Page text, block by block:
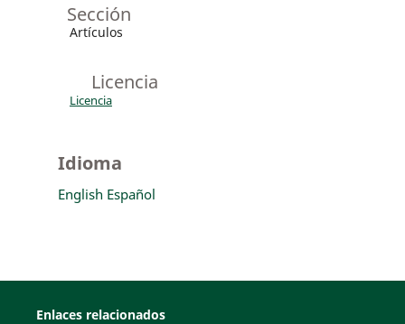
Sección
Artículos
Licencia
Licencia
Idioma
English Español
Enlaces relacionados